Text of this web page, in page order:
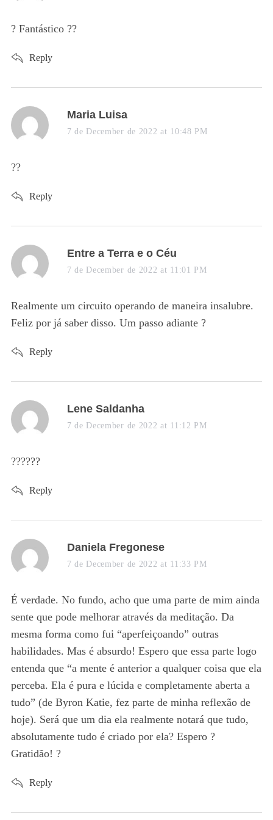
s
? Fantástico ??
Reply
s
a
Maria Luisa
7 de December de 2022 at 10:48 PM
??
Reply
s
a
s
:
Entre a Terra e o Céu
7 de December de 2022 at 11:01 PM
Realmente um circuito operando de maneira insalubre.
Feliz por já saber disso. Um passo adiante ?
Reply
s
a
Lene Saldanha
7 de December de 2022 at 11:12 PM
??????
Reply
s
a
s
:
Daniela Fregonese
7 de December de 2022 at 11:33 PM
É verdade. No fundo, acho que uma parte de mim ainda
sente que pode melhorar através da meditação. Da
mesma forma como fui “aperfeiçoando” outras
habilidades. Mas é absurdo! Espero que essa parte logo
entenda que “a mente é anterior a qualquer coisa que ela
perceba. Ela é pura e lúcida e completamente aberta a
tudo” (de Byron Katie, fez parte de minha reflexão de
hoje). Será que um dia ela realmente notará que tudo,
absolutamente tudo é criado por ela? Espero ?
Gratidão! ?
Reply